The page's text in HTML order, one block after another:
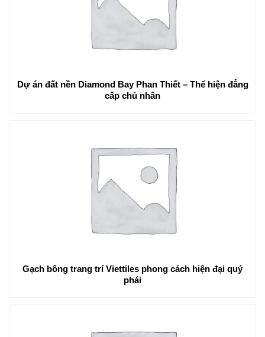
Dự án đất nền Diamond Bay Phan Thiết – Thể hiện đẳng
cấp chủ nhân
Gạch bông trang trí Viettiles phong cách hiện đại quý
phái